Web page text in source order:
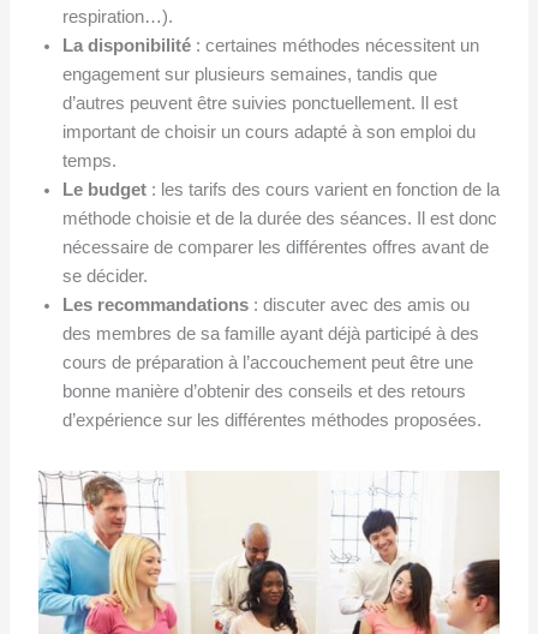
respiration…).
La disponibilité: certaines méthodes nécessitent un
engagement sur plusieurs semaines, tandis que
d’autres peuvent être suivies ponctuellement. Il est
important de choisir un cours adapté à son emploi du
temps.
Le budget: les tarifs des cours varient en fonction de la
méthode choisie et de la durée des séances. Il est donc
nécessaire de comparer les différentes offres avant de
se décider.
Les recommandations: discuter avec des amis ou
des membres de sa famille ayant déjà participé à des
cours de préparation à l’accouchement peut être une
bonne manière d’obtenir des conseils et des retours
d’expérience sur les différentes méthodes proposées.